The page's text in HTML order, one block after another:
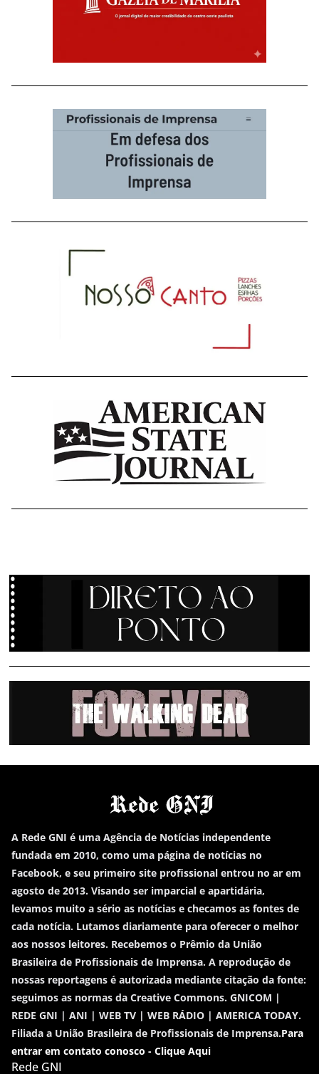
A Rede GNI é uma Agência de Notícias independente
fundada em 2010, como uma página de notícias no
Facebook, e seu primeiro site profissional entrou no ar em
agosto de 2013. Visando ser imparcial e apartidária,
levamos muito a sério as notícias e checamos as fontes de
cada notícia. Lutamos diariamente para oferecer o melhor
aos nossos leitores. Recebemos o Prêmio da União
Brasileira de Profissionais de Imprensa. A reprodução de
nossas reportagens é autorizada mediante citação da fonte:
seguimos as normas da Creative Commons. GNICOM |
REDE GNI | ANI | WEB TV | WEB RÁDIO | AMERICA TODAY.
Filiada a União Brasileira de Profissionais de Imprensa.Para
entrar em contato conosco - Clique Aqui
Rede GNI